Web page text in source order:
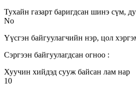
Тухайн газарт баригдсан шинэ сүм,
No
Үүсгэн байгуулагчийн нэр, цол
Сэргээн байгуулагдсан огноо :
Хуучин хийдэд сууж байсан лам нар
10